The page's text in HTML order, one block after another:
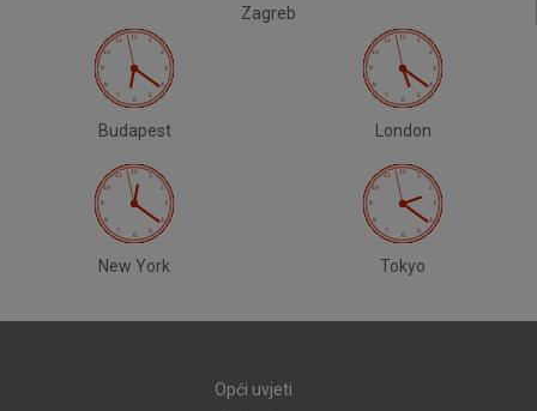
Zagreb
Budapest London
New York Tokyo
Opći uvjeti
Prihvaćam upotrebu navedenih kolačića
Ovi kolačići nužni su za funkcioniranje internetske stranice i
ne mogu se isključiti u našim sustavima. Uobičajeno se
postavljaju kao odgovor na vaše radnje koje uključuju zahtjev
za uslugama, kao što su postavke kolačića. Svoj preglednik
o njima, ali u tom slučaju neki dijelovi stranice neće raditi. Ti